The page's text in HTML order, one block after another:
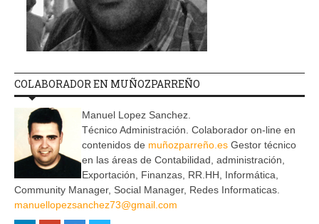
COLABORADOR EN MUÑOZPARREÑO
Manuel Lopez Sanchez.
Técnico Administración. Colaborador on-line en
contenidos de muñozparreño.es Gestor técnico
en las áreas de Contabilidad, administración,
Exportación, Finanzas, RR.HH, Informática,
Community Manager, Social Manager, Redes Informaticas.
manuellopezsanchez73@gmail.com